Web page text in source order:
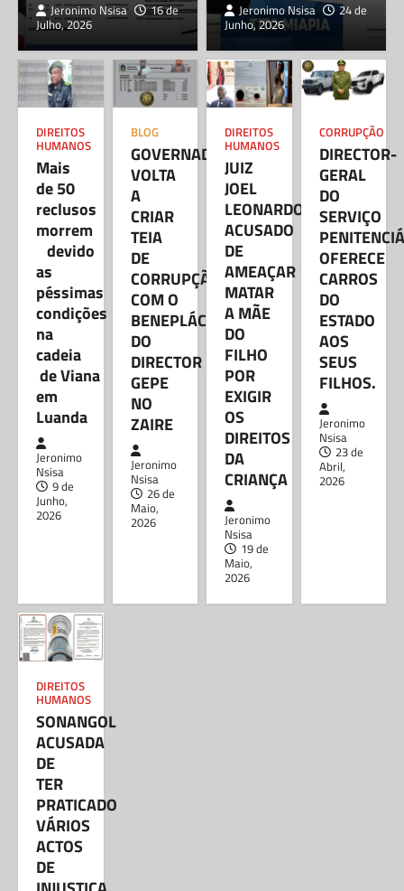
Partilhe e siga-nos …Segundo apuramos,
devido as péssimas condições dos reclusos
em Angola, no período de 2022 a 2024,
registou-se…
BLOG
GOVERNADOR VOLTA A CRIAR
TEIA DE CORRUPÇÃO COM O
BENEPLÁCITO DO DIRECTOR
GEPE NO ZAIRE
Jeronimo Nsisa 26 de Maio, 2026
Partilhe e siga-nos ...
Partilhe e siga-nos …Segundo apurou a
NSISA REFLEXÕES, cresce o nível de
descontentamento generalizado dos técnicos
das administrações municipais nos…
DIREITOS HUMANOS
JUIZ JOEL LEONARDO ACUSADO
DE AMEAÇAR MATAR A MÃE DO
FILHO POR EXIGIR OS DIREITOS
DA CRIANÇA
Jeronimo Nsisa
Partilhe e siga-nos ...
Partilhe e siga-nos …O antigo presidente do
Jeronimo Nsisa
16 de
Julho, 2026
Jeronimo Nsisa
24 de
Junho, 2026
DIREITOS
HUMANOS
Mais
de 50
reclusos
morrem
devido
as
péssimas
condições
na
cadeia
de Viana
em
Luanda
Jeronimo
Nsisa
9 de
Junho,
2026
BLOG
GOVERNADOR
VOLTA
A
CRIAR
TEIA
DE
CORRUPÇÃO
COM O
BENEPLÁCITO
DO
DIRECTOR
GEPE
NO
ZAIRE
Jeronimo
Nsisa
26 de
Maio,
2026
DIREITOS
HUMANOS
JUIZ
JOEL
LEONARDO
ACUSADO
DE
AMEAÇAR
MATAR
A MÃE
DO
FILHO
POR
EXIGIR
OS
DIREITOS
DA
CRIANÇA
Jeronimo
Nsisa
19 de
Maio,
2026
CORRUPÇÃO
DIRECTOR-
GERAL
DO
SERVIÇO
OFERECE
CARROS
DO
ESTADO
AOS
SEUS
FILHOS.
Jeronimo
Nsisa
23 de
Abril,
2026
DIREITOS
HUMANOS
SONANGOL
ACUSADA
DE
TER
PRATICADO
VÁRIOS
ACTOS
DE